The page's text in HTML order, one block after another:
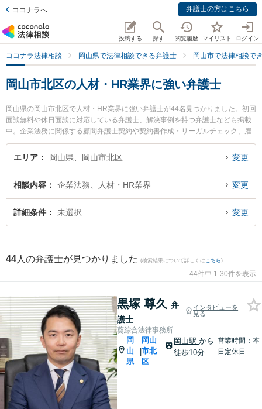
ココナラへ 弁護士の方はこちら
投稿する 探す 閲覧履歴 マイリスト ログイン
ココナラ法律相談 岡山県で法律相談できる弁護士 岡山市で法律相談で
岡山市北区の人材・HR業界に強い弁護士
岡山県の岡山市北区で人材・HR業界に強い弁護士が44名見つかりました。初回
面談無料や休日面談に対応している弁護士、解決事例を持つ弁護士なども掲載
中。企業法務に関係する顧問弁護士契約や契約書作成・リーガルチェック、雇
用契約書・就業規則作成等の細かな分野での絞り込み検索もでき便利です。特
に葵綜合法律事務所の黒塚 尊久弁護士や三宅法律事務所の三宅 遼太郎弁護士、
のトラブルを今すぐに弁護士に相談したい』『人材・HR業界のトラブル解決の
実績豊富な近くの弁護士を検索したい』『初回相談無料で人材・HR業界を法律
相談できる岡山市北区内の弁護士に相談予約したい』などでお困りの相談者さ
エリア 岡山県、岡山市北区 変更
相談内容 企業法務、人材・HR業界 変更
詳細条件 未選択 変更
44 人の弁護士が見つかりました (検索結果について詳しくは こちら)
44件中 1-30件を表示
黒塚 尊久 弁
護士
インタビューを
見る
葵綜合法律事務所
岡
山
県
|
岡山
市北
区
岡山駅 から
徒歩10分
営業時間：本
日定休日